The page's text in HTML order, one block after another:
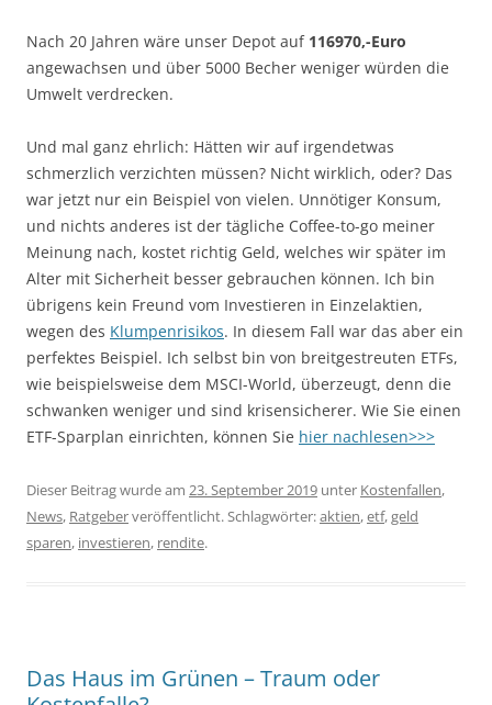
Nach 20 Jahren wäre unser Depot auf 116970,-Euro
angewachsen und über 5000 Becher weniger würden die
Umwelt verdrecken.
Und mal ganz ehrlich: Hätten wir auf irgendetwas
schmerzlich verzichten müssen? Nicht wirklich, oder? Das
war jetzt nur ein Beispiel von vielen. Unnötiger Konsum,
und nichts anderes ist der tägliche Coffee-to-go meiner
Meinung nach, kostet richtig Geld, welches wir später im
Alter mit Sicherheit besser gebrauchen können. Ich bin
übrigens kein Freund vom Investieren in Einzelaktien,
wegen des Klumpenrisikos. In diesem Fall war das aber ein
perfektes Beispiel. Ich selbst bin von breitgestreuten ETFs,
wie beispielsweise dem MSCI-World, überzeugt, denn die
schwanken weniger und sind krisensicherer. Wie Sie einen
ETF-Sparplan einrichten, können Sie hier nachlesen>>>
Dieser Beitrag wurde am 23. September 2019 unter Kostenfallen,
News, Ratgeberveröffentlicht. Schlagwörter:aktien,etf,geld
sparen, investieren, rendite.
Das Haus im Grünen – Traum oder